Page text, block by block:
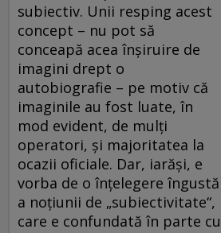
subiectiv. Unii resping acest
concept – nu pot să
conceapă acea înşiruire de
imagini drept o
autobiografie – pe motiv că
imaginile au fost luate, în
mod evident, de mulţi
operatori, şi majoritatea la
ocazii oficiale. Dar, iarăşi, e
vorba de o înţelegere îngustă
a noţiunii de „subiectivitate“,
care e confundată în parte cu